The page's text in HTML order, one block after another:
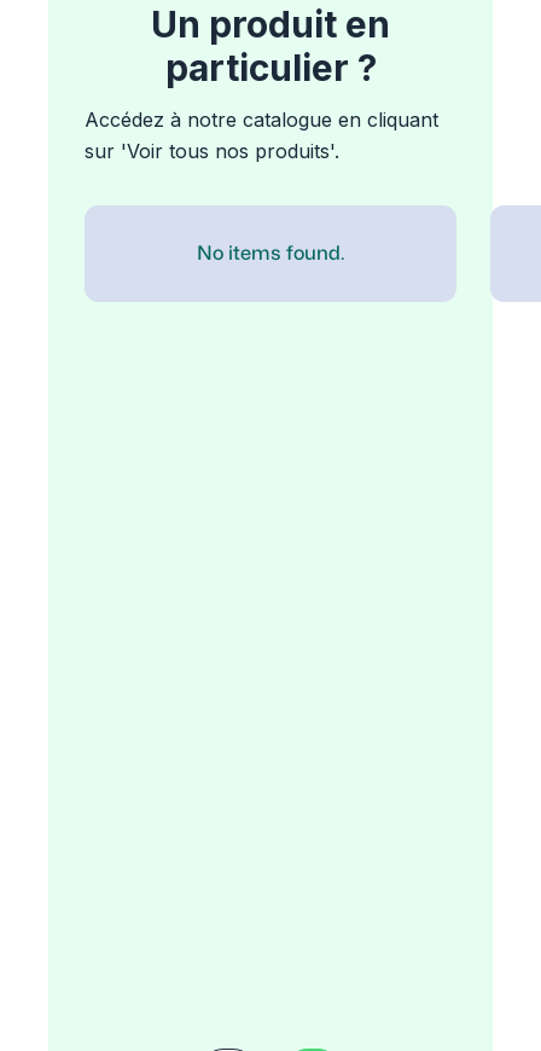
Un produit en
particulier ?
Accédez à notre catalogue en cliquant
sur 'Voir tous nos produits'.
No items found.